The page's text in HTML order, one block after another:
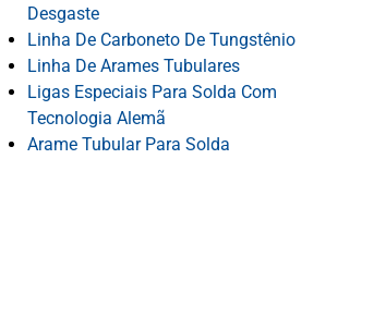
Desgaste
Linha De Carboneto De Tungstênio
Linha De Arames Tubulares
Ligas Especiais Para Solda Com
Tecnologia Alemã
Arame Tubular Para Solda